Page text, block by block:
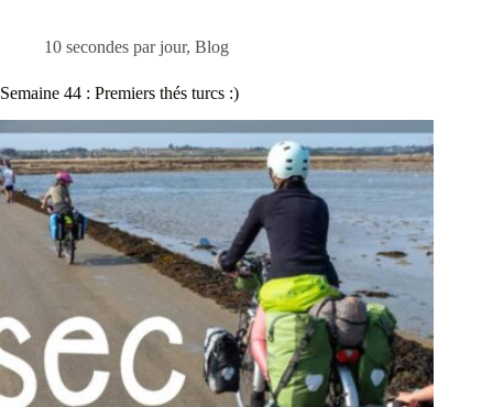
10 secondes par jour, Blog
Semaine 44 : Premiers thés turcs :)